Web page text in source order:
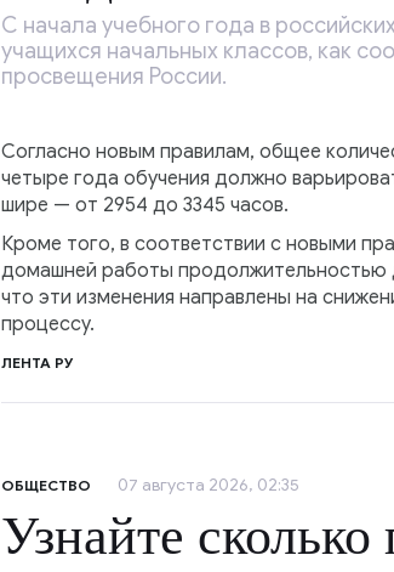
С начала учебного года в
учащихся начальных классов, как
просвещения России.
Согласно новым правилам, общее
четыре года обучения должно
шире — от 2954 до 3345 часов.
Кроме того, в соответствии с новыми
домашней работы продолжительностью
что эти изменения направлены на
процессу.
ЛЕНТА РУ
ОБЩЕСТВО 07 августа 2026, 02:35
Узнайте